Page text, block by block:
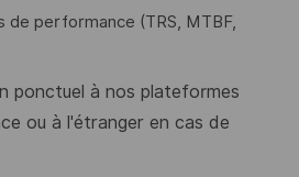
de performance (TRS, MTBF,
ponctuel à nos plateformes
ou à l'étranger en cas de